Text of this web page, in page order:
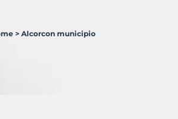
> Alcorcon municipio